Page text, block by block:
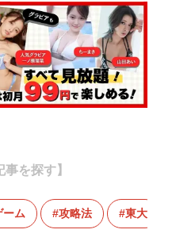
を探す】
ーム 攻略法 東大